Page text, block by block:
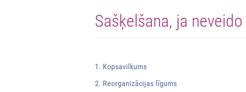
Sašķelšana, ja
1. Kopsavilkums
2. Reorganizācijas līgums